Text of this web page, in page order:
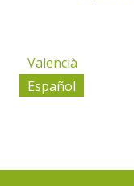
Valencià
Español